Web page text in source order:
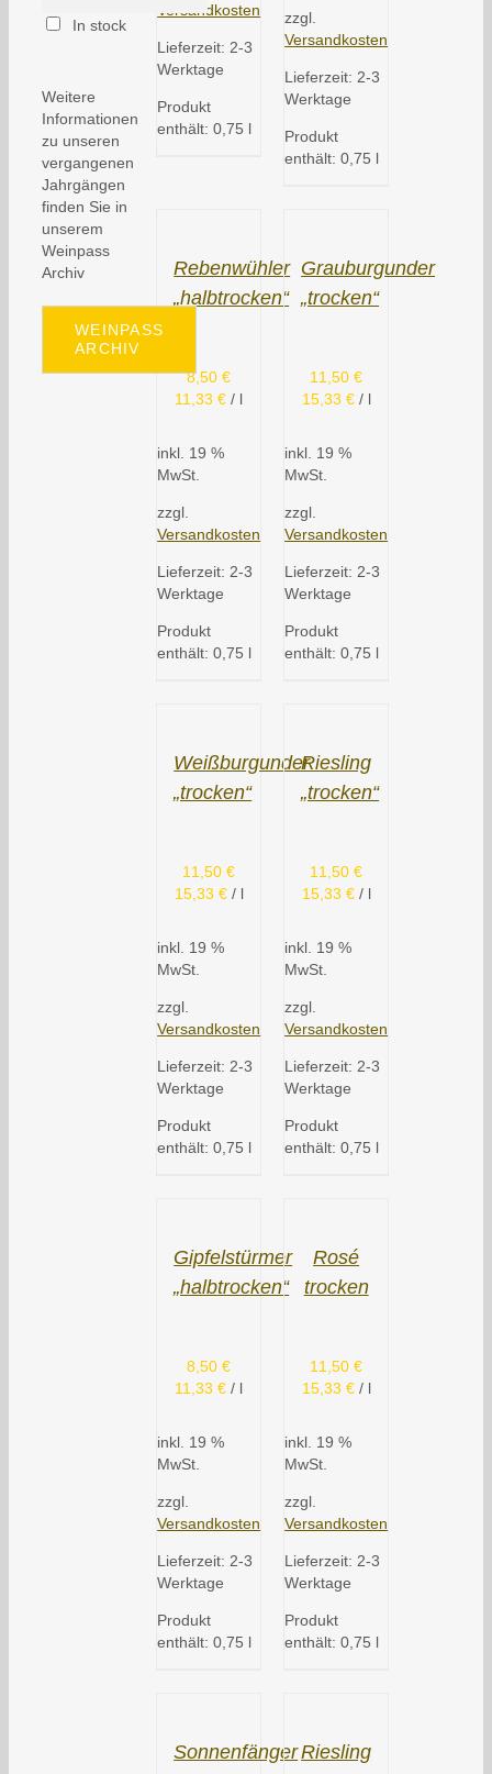
Versandkosten
Lieferzeit: 2-3
Werktage
Produkt
enthält: 0,75 l
zzgl.
Versandkosten
Lieferzeit: 2-3
Werktage
Produkt
enthält: 0,75 l
Rebenwühler
„halbtrocken“
8,50€
11,33€ / l
inkl. 19 %
MwSt.
zzgl.
Versandkosten
Lieferzeit: 2-3
Werktage
Produkt
enthält: 0,75 l
Grauburgunder
„trocken“
11,50€
15,33 €/ l
inkl. 19 %
MwSt.
zzgl.
Versandkosten
Lieferzeit: 2-3
Werktage
Produkt
enthält: 0,75 l
Weißburgunder
„trocken“
11,50€
15,33 €/ l
inkl. 19 %
MwSt.
zzgl.
Versandkosten
Lieferzeit: 2-3
Werktage
Produkt
enthält: 0,75 l
Riesling
„trocken“
11,50€
15,33 €/ l
inkl. 19 %
MwSt.
zzgl.
Versandkosten
Lieferzeit: 2-3
Werktage
Produkt
enthält: 0,75 l
Gipfelstürmer
„halbtrocken“
8,50€
11,33€ / l
inkl. 19 %
MwSt.
zzgl.
Versandkosten
Lieferzeit: 2-3
Werktage
Produkt
enthält: 0,75 l
Rosé
trocken
11,50€
15,33 €/ l
inkl. 19 %
MwSt.
zzgl.
Versandkosten
Lieferzeit: 2-3
Werktage
Produkt
enthält: 0,75 l
SonnenfängerRiesling
In stock
Weitere
Informationen
zu unseren
vergangenen
Jahrgängen
finden Sie in
unserem
Weinpass
Archiv
WEINPASS
ARCHIV